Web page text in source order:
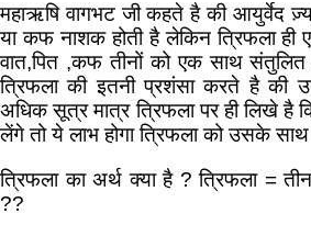
महाऋषि वागभट जी कहते है की आयुर्वेद
या कफ नाशक होती है लेकिन त्रिफला ही
वात,पित ,कफ तीनों को एक साथ
त्रिफला की इतनी प्रशंसा करते है की
अधिक सूत्र मात्र त्रिफला पर ही लिखे है
लेंगे तो ये लाभ होगा त्रिफला को उसके साथ
त्रिफला का अर्थ क्या है ? त्रिफला =
??